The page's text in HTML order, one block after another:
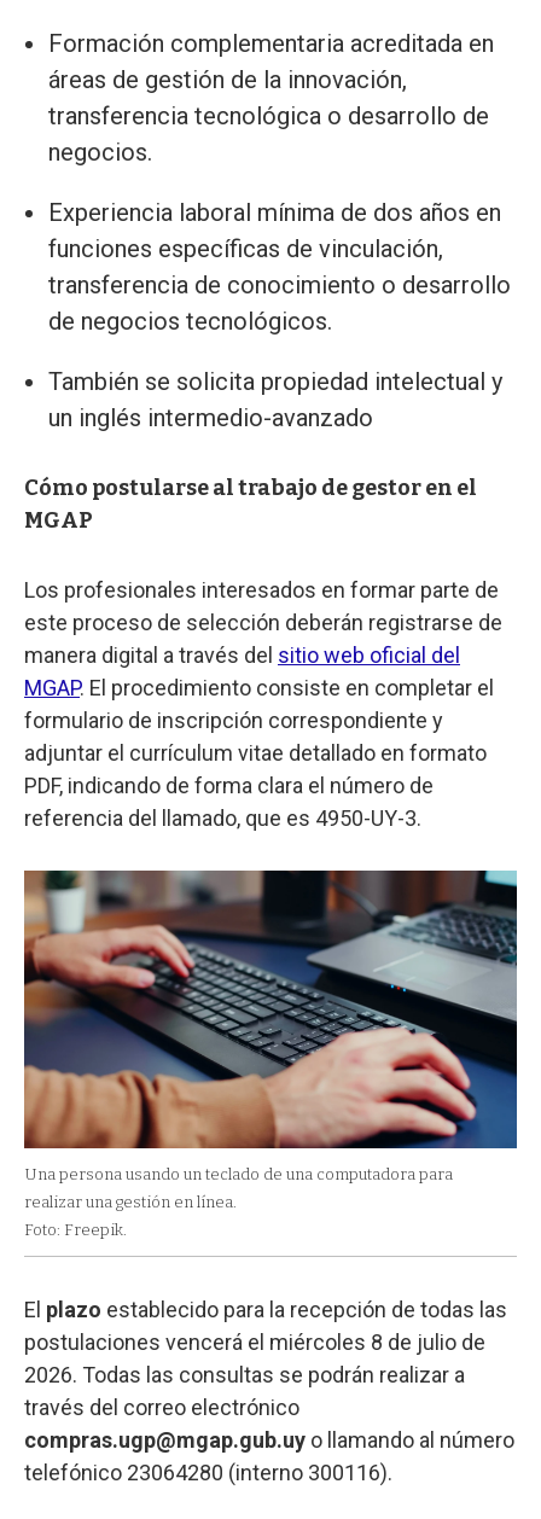
Formación complementaria acreditada en
áreas de gestión de la innovación,
transferencia tecnológica o desarrollo de
negocios.
Experiencia laboral mínima de dos años en
funciones específicas de vinculación,
transferencia de conocimiento o desarrollo
de negocios tecnológicos.
También se solicita propiedad intelectual y
un inglés intermedio-avanzado
Cómo postularse al trabajo de gestor en el
MGAP
Los profesionales interesados en formar parte de
este proceso de selección deberán registrarse de
manera digital a través del sitio web oficial del
MGAP. El procedimiento consiste en completar el
formulario de inscripción correspondiente y
adjuntar el currículum vitae detallado en formato
PDF, indicando de forma clara el número de
referencia del llamado, que es 4950-UY-3.
Una persona usando un teclado de una computadora para
realizar una gestión en línea.
Foto: Freepik.
El plazo establecido para la recepción de todas las
postulaciones vencerá el miércoles 8 de julio de
2026. Todas las consultas se podrán realizar a
través del correo electrónico
compras.ugp@mgap.gub.uy o llamando al número
telefónico 23064280 (interno 300116).